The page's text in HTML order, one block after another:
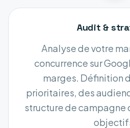
Audit &
Analyse de votre
concurrence sur
marges. Définition
prioritaires, des
structure de campagne